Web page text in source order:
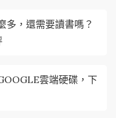
多，還需要讀書嗎？
雲端硬碟，下